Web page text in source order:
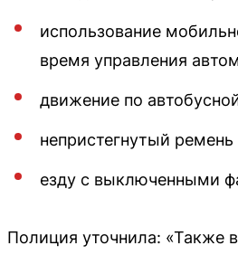
использование
время управления
движение по
непристегнутый ремень
езду с выключенными
Полиция уточнила: «Также